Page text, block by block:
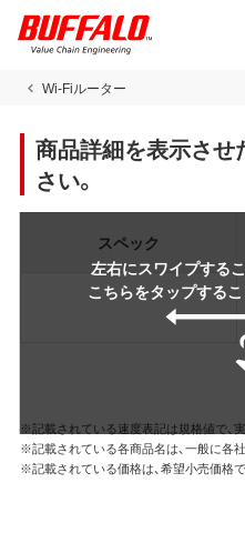
Wi-Fiルーター
商品詳細を表示さ
さい。
左右にスワイプする
こちらをタップする
スペック
※記載されている速度表記は規格値で、
※記載されている各商品名は、一般に各
※記載されている価格は、希望小売価格で